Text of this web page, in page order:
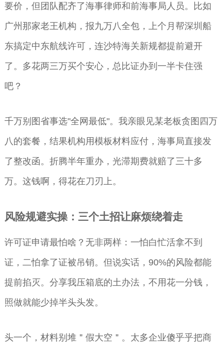
要价，但团队配齐了海事律师和前海事局人员。比如
广州那家老王机构，报九万八全包，上个月帮深圳船
东搞定中东航线许可，连沙特海关新规都提前避开
了。多花两三万买个安心，总比证办到一半卡住强
吧？
千万别图省事选"全网最低"。我亲眼见某老板贪图四万
八的套餐，结果机构用模板材料应付，海事局直接发
了整改函。折腾半年重办，光滞期费就赔了三十多
万。这钱啊，得花在刀刃上。
风险规避实操：三个土招让麻烦绕着走
许可证申请最怕啥？无非两样：一怕白忙活拿不到
证，二怕拿了证被吊销。但说实话，90%的风险都能
提前掐灭。分享我压箱底的土办法，不用花一分钱，
照做就能少掉半头头发。
头一个，材料别堆＂假大空＂。太多企业傻乎乎把商